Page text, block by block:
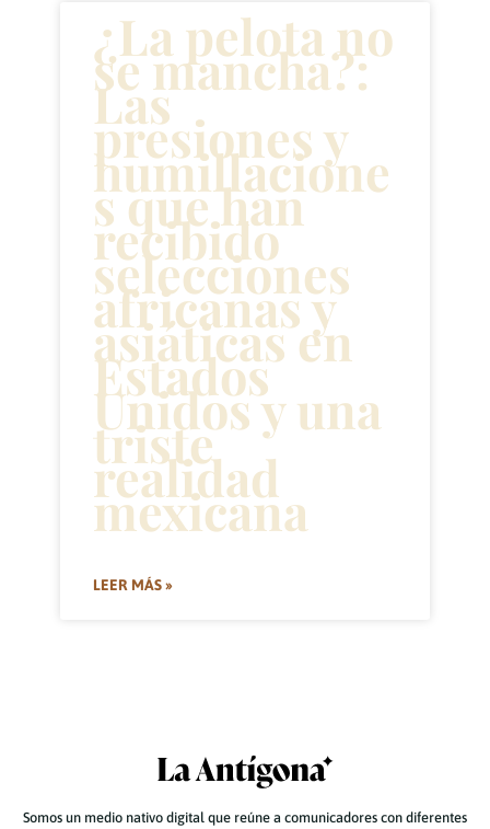
¿La pelota no
se mancha?:
Las
presiones y
humillacione
s que han
recibido
selecciones
africanas y
asiáticas en
Estados
Unidos y una
triste
realidad
mexicana
LEER MÁS »
Somos un medio nativo digital que reúne a comunicadores con diferentes